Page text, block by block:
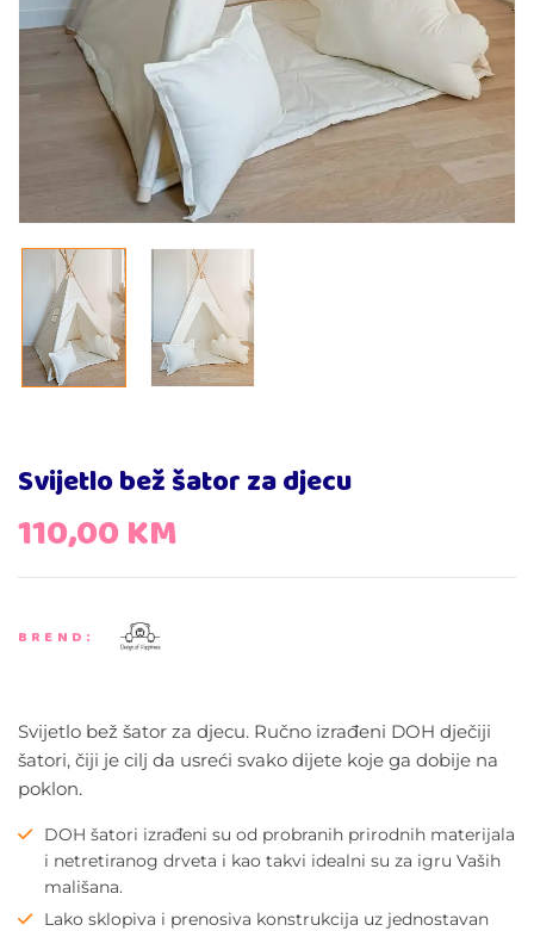
Svijetlo bež šator za djecu
110,00KM
BREND:
Svijetlo bež šator za djecu. Ručno izrađeni DOH dječiji
šatori, čiji je cilj da usreći svako dijete koje ga dobije na
poklon.
DOH šatori izrađeni su od probranih prirodnih materijala
i netretiranog drveta i kao takvi idealni su za igru Vaših
mališana.
Lako sklopiva i prenosiva konstrukcija uz jednostavan